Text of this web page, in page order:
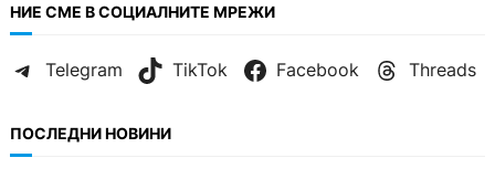
НИЕ СМЕ В СОЦИАЛНИТЕ МРЕЖИ
Telegram TikTok Facebook Threads
ПОСЛЕДНИ НОВИНИ